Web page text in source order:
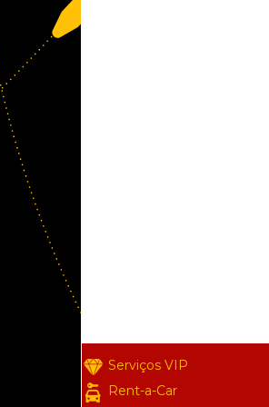
Serviços VIP
Rent-a-Car